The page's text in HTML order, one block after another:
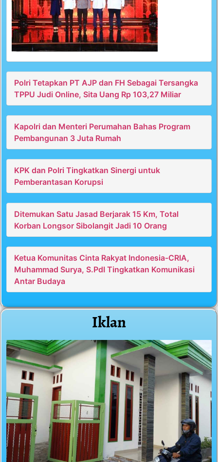
Polri Tetapkan PT AJP dan FH Sebagai Tersangka
TPPU Judi Online, Sita Uang Rp 103,27 Miliar
Kapolri dan Menteri Perumahan Bahas Program
Pembangunan 3 Juta Rumah
KPK dan Polri Tingkatkan Sinergi untuk
Pemberantasan Korupsi
Ditemukan Satu Jasad Berjarak 15 Km, Total
Korban Longsor Sibolangit Jadi 10 Orang
Ketua Komunitas Cinta Rakyat Indonesia-CRIA,
Muhammad Surya, S.PdI Tingkatkan Komunikasi
Antar Budaya
Iklan